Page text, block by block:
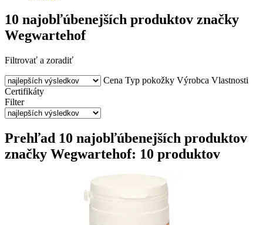
10 najobľúbenejších produktov značky
Wegwartehof
Filtrovať a zoradiť
Cena Typ pokožky Výrobca Vlastnosti
Certifikáty
Filter
Prehľad 10 najobľúbenejších produktov
značky Wegwartehof: 10 produktov